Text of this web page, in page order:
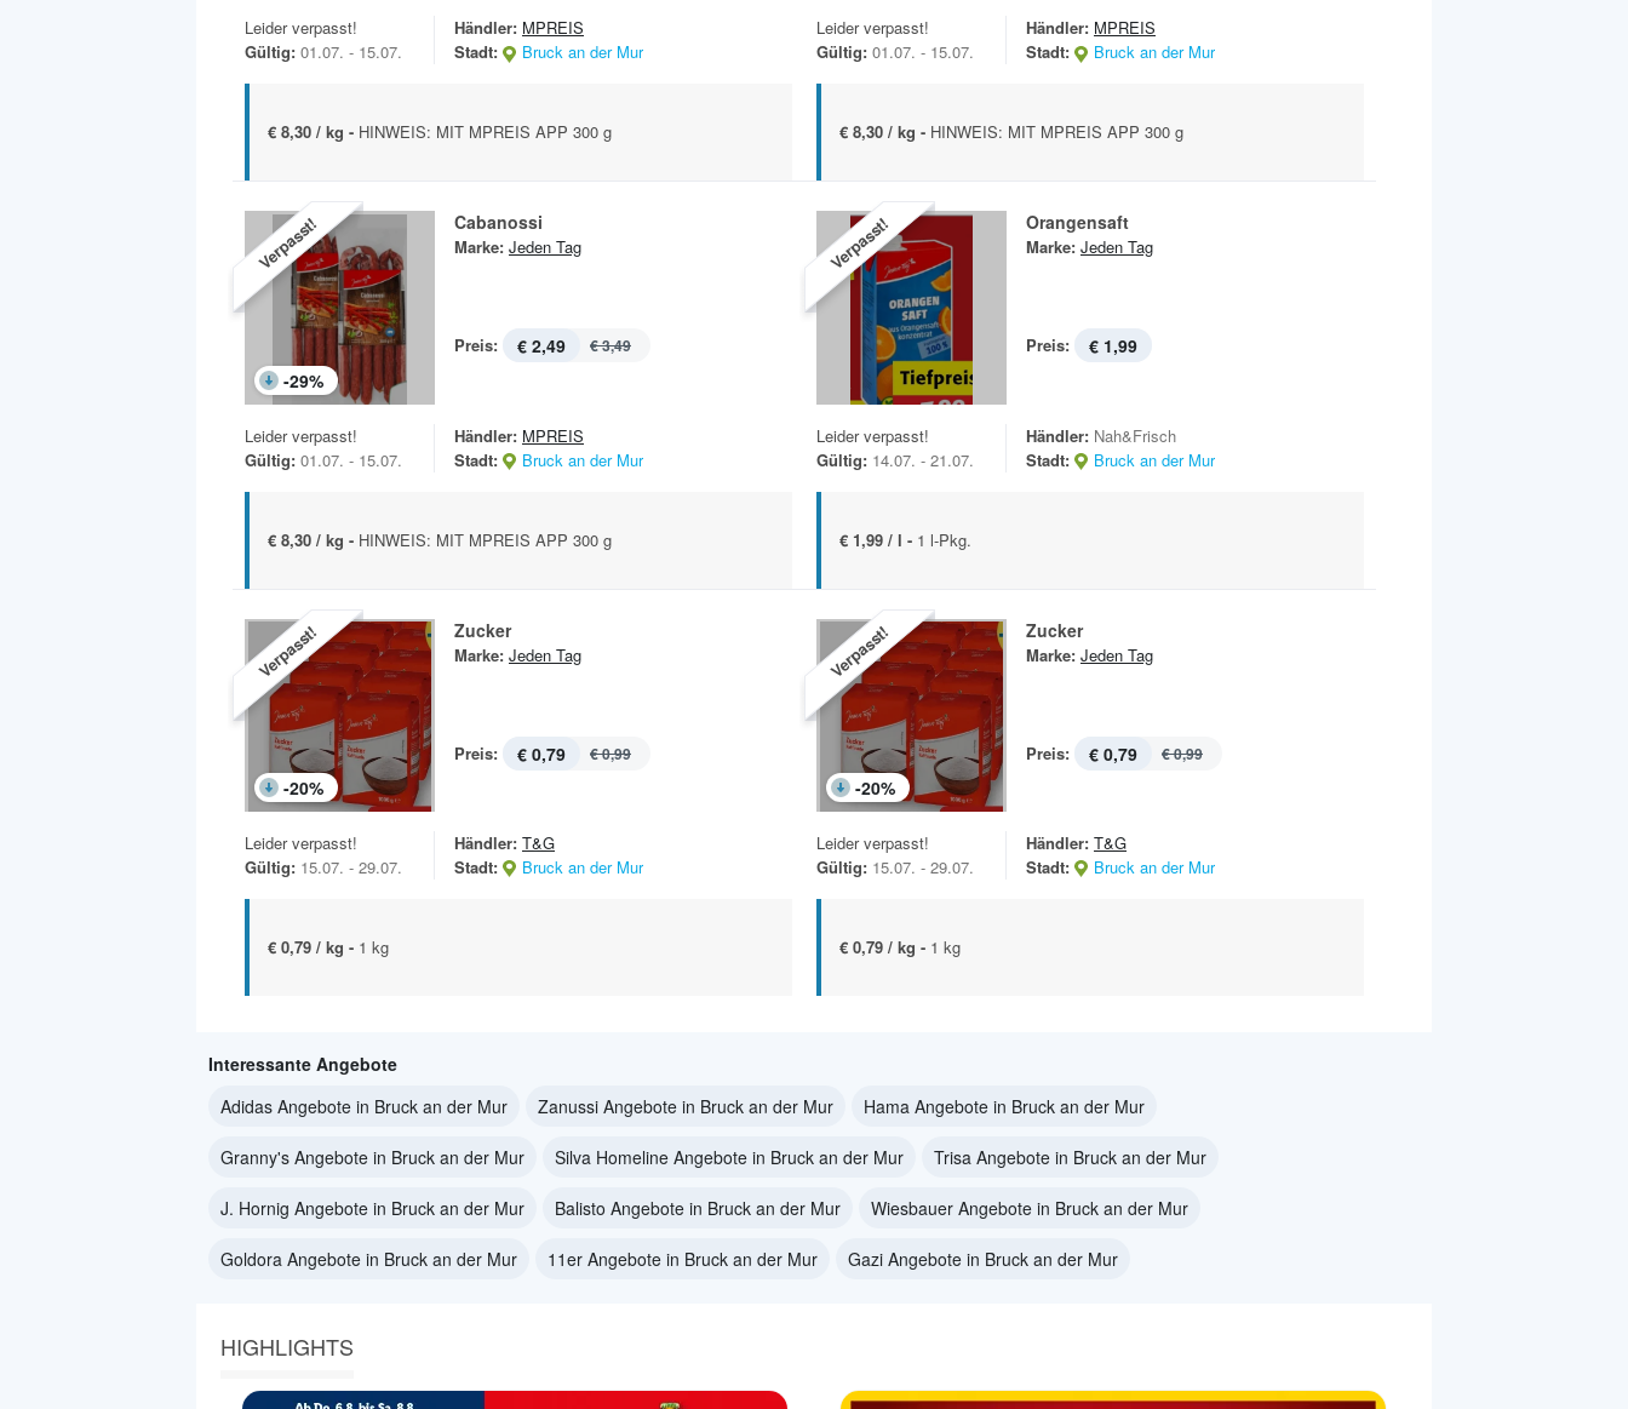
Leider verpasst!
Gültig: 01.07. - 15.07.
Händler: MPREIS
Stadt:
Bruck an der Mur
€ 8,30 / kg - HINWEIS: MIT MPREIS APP 300 g
Leider verpasst!
Gültig: 01.07. - 15.07.
Händler: MPREIS
Stadt:
Bruck an der Mur
€ 8,30 / kg - HINWEIS: MIT MPREIS APP 300 g
Verpasst!
-29%
Cabanossi
Marke: Jeden Tag
Preis: € 2,49 € 3,49
Leider verpasst!
Gültig: 01.07. - 15.07.
Händler: MPREIS
Stadt:
Bruck an der Mur
€ 8,30 / kg - HINWEIS: MIT MPREIS APP 300 g
Verpasst! Orangensaft
Marke: Jeden Tag
Preis: € 1,99
Leider verpasst!
Gültig: 14.07. - 21.07.
Händler: Nah&Frisch
Stadt:
Bruck an der Mur
€ 1,99 / l - 1 l-Pkg.
Verpasst!
-20%
Zucker
Marke: Jeden Tag
Preis: € 0,79 € 0,99
Leider verpasst!
Gültig: 15.07. - 29.07.
Händler: T&G
Stadt:
Bruck an der Mur
€ 0,79 / kg - 1 kg
Verpasst!
-20%
Zucker
Marke: Jeden Tag
Preis: € 0,79 € 0,99
Leider verpasst!
Gültig: 15.07. - 29.07.
Händler: T&G
Stadt:
Bruck an der Mur
€ 0,79 / kg - 1 kg
Interessante Angebote
Adidas Angebote in Bruck an der Mur
Zanussi Angebote in Bruck an der Mur Hama Angebote in Bruck an der Mur
Granny's Angebote in Bruck an der Mur Silva Homeline Angebote in Bruck an der Mur Trisa Angebote in Bruck an der Mur
J. Hornig Angebote in Bruck an der Mur Balisto Angebote in Bruck an der Mur Wiesbauer Angebote in Bruck an der Mur
Goldora Angebote in Bruck an der Mur 11er Angebote in Bruck an der Mur Gazi Angebote in Bruck an der Mur
HIGHLIGHTS